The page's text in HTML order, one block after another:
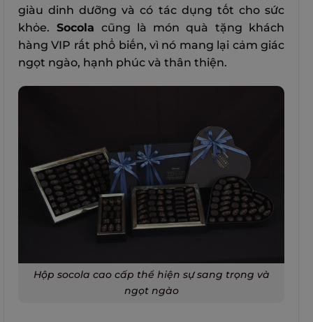
giàu dinh dưỡng và có tác dụng tốt cho sức
khỏe. Socola cũng là món quà tặng khách
hàng VIP rất phổ biến, vì nó mang lại cảm giác
ngọt ngào, hạnh phúc và thân thiện.
Hộp socola cao cấp thể hiện sự sang trọng và
ngọt ngào